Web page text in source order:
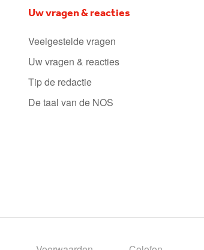
Uw vragen & reacties
Veelgestelde vragen
Uw vragen & reacties
Tip de redactie
De taal van de NOS